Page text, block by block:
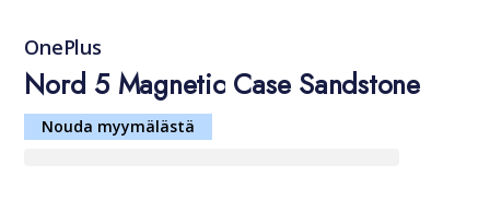
OnePlus
Nord 5 Magnetic Case Sandstone
Nouda myymälästä